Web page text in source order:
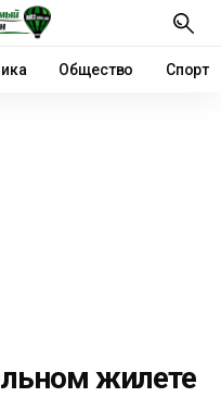
Общество Спорт
жилете